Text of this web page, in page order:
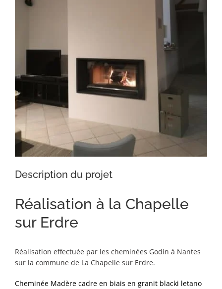
Description du projet
Réalisation à la Chapelle
sur Erdre
Réalisation effectuée par les cheminées Godin à Nantes
sur la commune de La Chapelle sur Erdre.
Cheminée Madère cadre en biais en granit blacki letano